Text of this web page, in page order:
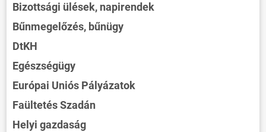
Bizottsági ülések, napirendek
Bűnmegelőzés, bűnügy
DtKH
Egészségügy
Európai Uniós Pályázatok
Faültetés Szadán
Helyi gazdaság